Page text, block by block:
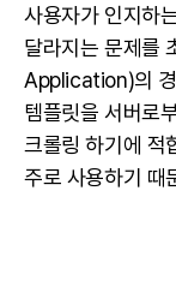
사용자가 인지하
달라지는 문제를
Application)의 경
템플릿을 서버로
크롤링 하기에 적
주로 사용하기 때